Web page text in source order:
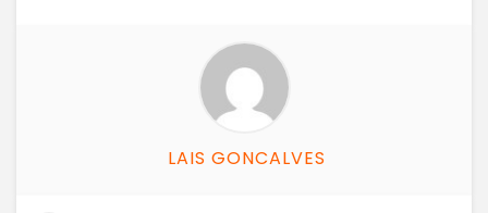
LAIS GONCALVES